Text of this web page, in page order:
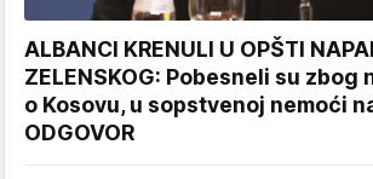
ALBANCI KRENULI U OPŠTI
ZELENSKOG: Pobesneli su
o Kosovu, u sopstvenoj nemoći
ODGOVOR